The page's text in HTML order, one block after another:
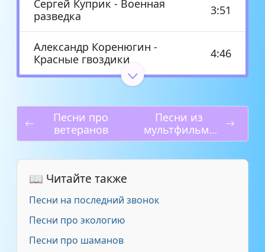
Сергей Куприк - Военная
разведка
3:51
Александр Коренюгин -
Красные гвоздики
4:46
Ольга Зарубина - Три
гвоздики
Тишинская Татьяна - Гвоздики 3:43
Татьяна Сорокина - Пылают
гвоздики
Татьяна Буланова - 25 гвоздик
Марина Журавлева - Алые
Песни про
ветеранов
Песни из
мультфильма
кошкин дом
📖 Читайте также
Песни на последний звонок
Песни про экологию
Песни про шаманов